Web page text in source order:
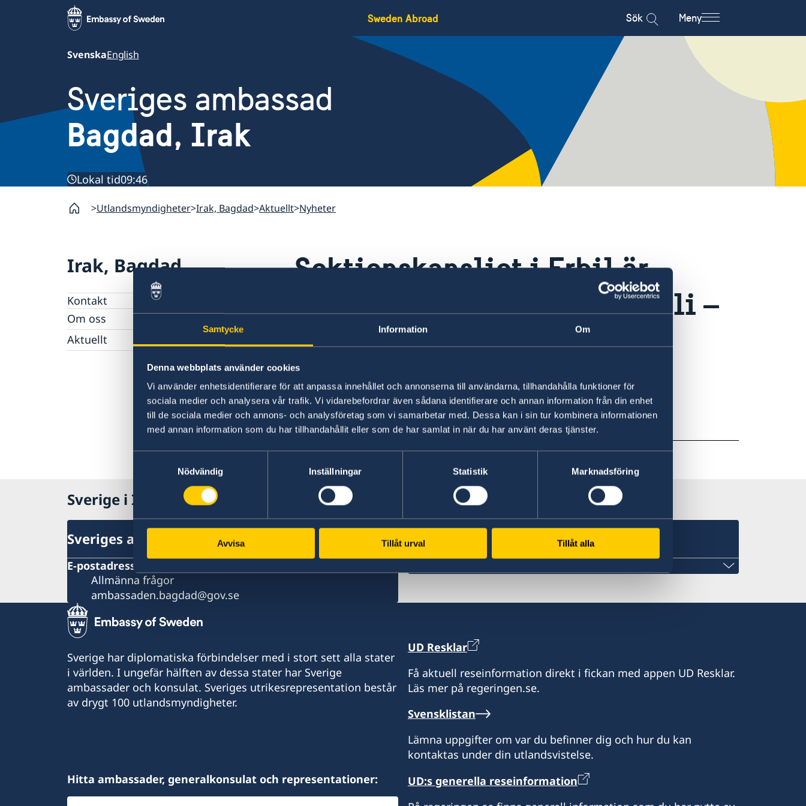
Samtycke Information Om
Denna webbplats använder cookies
Vi använder enhetsidentifierare för att anpassa innehållet och annonserna till användarna, tillhandahålla funktioner för
sociala medier och analysera vår trafik. Vi vidarebefordrar även sådana identifierare och annan information från din enhet
till de sociala medier och annons- och analysföretag som vi samarbetar med. Dessa kan i sin tur kombinera informationen
med annan information som du har tillhandahållit eller som de har samlat in när du har använt deras tjänster.
Nödvändig
Inställningar Statistik Marknadsföring
Avvisa Tillåt urval Tillåt alla
Sweden Abroad Sök Meny
SvenskaEnglish
Sveriges ambassad
Bagdad, Irak
Lokal tid09:46
Utlandsmyndigheter Irak, Bagdad Aktuellt Nyheter
Irak, Bagdad
Kontakt
Om oss
Dataskyddspolicy (GDPR)
Aktuellt
Sektionskansliet i Erbil är
semesterstängt mellan 14 juli –
19 augusti
03 juli 2023
Kontakta ambassaden.bagdad@gov.se
Sverige i Irak
Sveriges ambassad
E-postadress
Allmänna frågor
ambassaden.bagdad@gov.se
Svenska konsulat
Sverige har diplomatiska förbindelser med i stort sett alla stater
i världen. I ungefär hälften av dessa stater har Sverige
ambassader och konsulat. Sveriges utrikesrepresentation består
av drygt 100 utlandsmyndigheter.
Hitta ambassader, generalkonsulat och representationer:
Välj
UD Resklar
Få aktuell reseinformation direkt i fickan med appen UD Resklar.
Läs mer på regeringen.se.
Svensklistan
Lämna uppgifter om var du befinner dig och hur du kan
kontaktas under din utlandsvistelse.
UD:s generella reseinformation